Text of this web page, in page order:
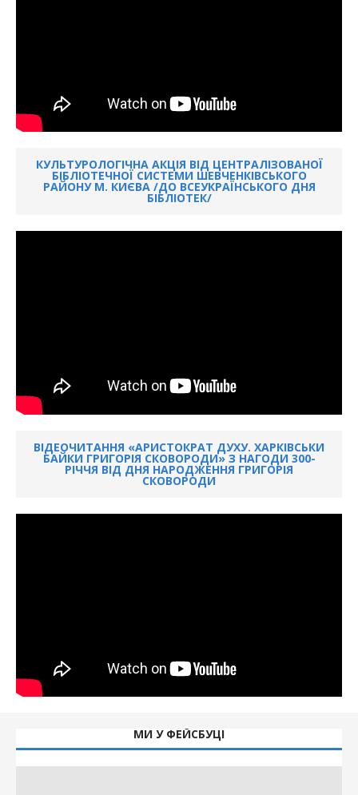
КУЛЬТУРОЛОГІЧНА АКЦІЯ ВІД ЦЕНТРАЛІЗОВАНОЇ
БІБЛІОТЕЧНОЇ СИСТЕМИ ШЕВЧЕНКІВСЬКОГО
РАЙОНУ М. КИЄВА /ДО ВСЕУКРАЇНСЬКОГО ДНЯ
БІБЛІОТЕК/
ВІДЕОЧИТАННЯ «АРИСТОКРАТ ДУХУ. ХАРКІВСЬКИ
БАЙКИ ГРИГОРІЯ СКОВОРОДИ» З НАГОДИ 300-
РІЧЧЯ ВІД ДНЯ НАРОДЖЕННЯ ГРИГОРІЯ
СКОВОРОДИ
МИ У ФЕЙСБУЦІ